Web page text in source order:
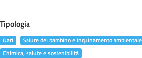
Tipologia
Dati
Salute del bambino e inquinamento ambientale
Chimica, salute e sostenibilità